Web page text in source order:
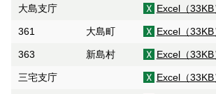
大島支庁 Excel（33KB
361 大島町 Excel（33KB
363 新島村 Excel（33KB
三宅支庁 Excel（33KB